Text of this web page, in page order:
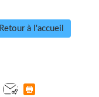
Retour à l'accueil